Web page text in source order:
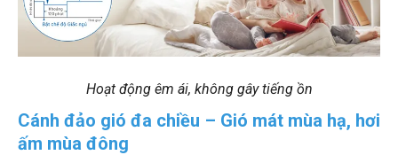
Hoạt động êm ái, không gây tiếng ồn
Cánh đảo gió đa chiều – Gió mát mùa hạ, hơi
ấm mùa đông